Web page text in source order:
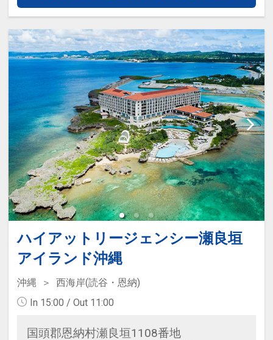
ハイアットリージェンシー瀬良垣
アイランド沖縄
沖縄
西海岸(読谷・恩納)
In 15:00 / Out 11:00
国頭郡恩納村瀬良垣1108番地